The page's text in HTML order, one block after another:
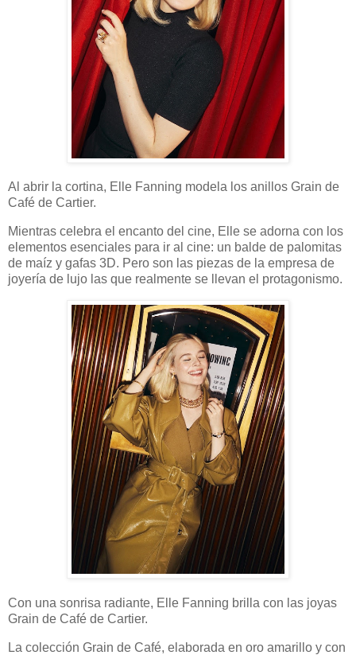
Al abrir la cortina, Elle Fanning modela los anillos Grain de
Café de Cartier.
Mientras celebra el encanto del cine, Elle se adorna con los
elementos esenciales para ir al cine: un balde de palomitas
de maíz y gafas 3D. Pero son las piezas de la empresa de
joyería de lujo las que realmente se llevan el protagonismo.
Con una sonrisa radiante, Elle Fanning brilla con las joyas
Grain de Café de Cartier.
La colección Grain de Café, elaborada en oro amarillo y con